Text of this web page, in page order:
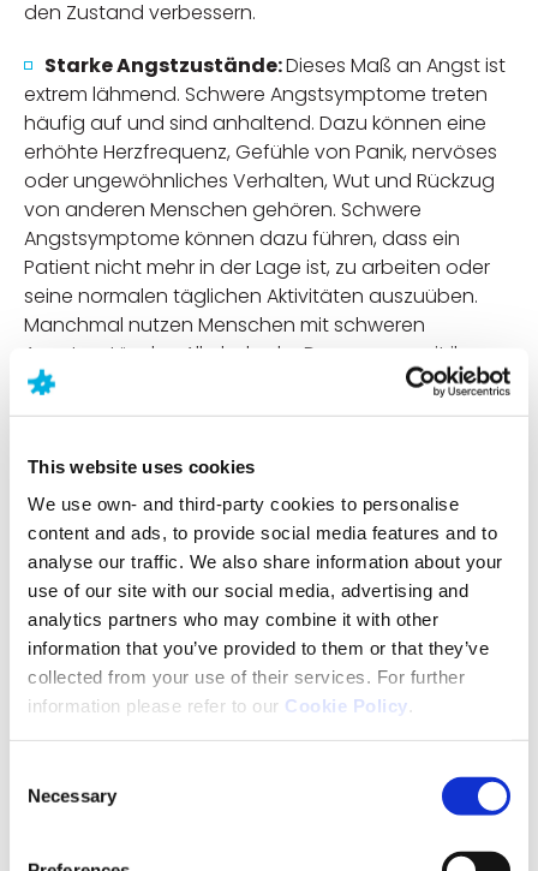
This website uses cookies
We use own- and third-party cookies to personalise
content and ads, to provide social media features and to
analyse our traffic. We also share information about your
use of our site with our social media, advertising and
analytics partners who may combine it with other
information that you’ve provided to them or that they’ve
collected from your use of their services. For further
information please refer to our Cookie Policy.
Selection
Necessary
den Zustand verbessern.
Starke Angstzustände:Dieses Maß an Angst ist
extrem lähmend. Schwere Angstsymptome treten
häufig auf und sind anhaltend. Dazu können eine
erhöhte Herzfrequenz, Gefühle von Panik, nervöses
oder ungewöhnliches Verhalten, Wut und Rückzug
von anderen Menschen gehören. Schwere
Angstsymptome können dazu führen, dass ein
Patient nicht mehr in der Lage ist, zu arbeiten oder
seine normalen täglichen Aktivitäten auszuüben.
Manchmal nutzen Menschen mit schweren
Angstzuständen Alkohol oder Drogen, um mit ihren
Symptomen fertig zu werden. Um Menschen mit
schweren Angstzuständen zu helfen, ist spezielle
Was sind die frühen Anzeichen einer
Angststörung?
Die frühen Anzeichen von Angst sind manchmal
nicht sehr offensichtlich und entwickeln sich im
Laufe der Zeit oft langsam. Die Symptome variieren
von Person zu Person. Eines der häufigsten frühen
manchmal in der Kindheit oder im Teenageralter